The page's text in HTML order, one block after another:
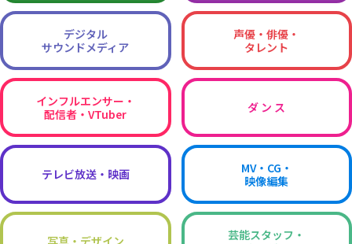
デジタル
サウンドメディア
声優・俳優・
タレント
インフルエンサー・
配信者・VTuber
ダ ン ス
テレビ放送・映画
MV・CG・
映像編集
芸能スタッフ・